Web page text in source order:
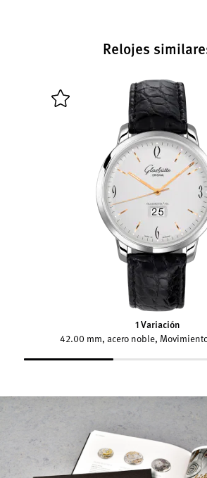
Relojes
1 Variación
42.00 mm, acero noble,